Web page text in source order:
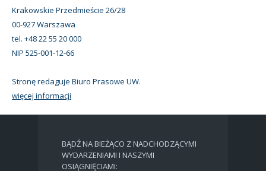
Krakowskie Przedmieście 26/28
00-927 Warszawa
tel. +48 22 55 20 000
NIP 525-001-12-66
Stronę redaguje Biuro Prasowe UW.
więcej informacji
BĄDŹ NA BIEŻĄCO Z NADCHODZĄCYMI
WYDARZENIAMI I NASZYMI
OSIĄGNIĘCIAMI: